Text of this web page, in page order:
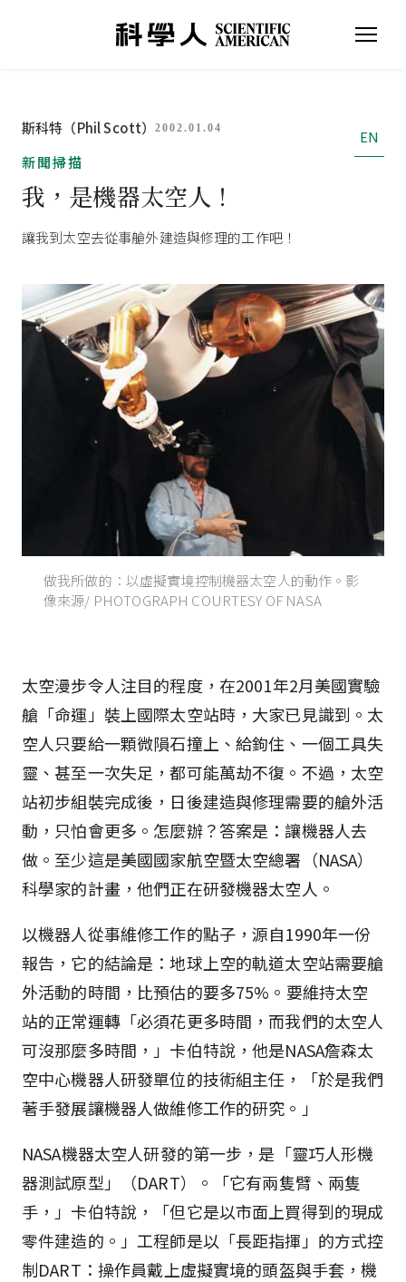
斯科特（Phil Scott）2002.01.04
EN
新聞掃描
我，是機器太空人！
讓我到太空去從事艙外建造與修理的工作吧！
做我所做的：以虛擬實境控制機器太空人的動作。影
像來源/ PHOTOGRAPH COURTESY OF NASA
太空漫步令人注目的程度，在2001年2月美國實驗
艙「命運」裝上國際太空站時，大家已見識到。太
空人只要給一顆微隕石撞上、給鉤住、一個工具失
靈、甚至一次失足，都可能萬劫不復。不過，太空
站初步組裝完成後，日後建造與修理需要的艙外活
動，只怕會更多。怎麼辦？答案是：讓機器人去
做。至少這是美國國家航空暨太空總署（NASA）
科學家的計畫，他們正在研發機器太空人。
以機器人從事維修工作的點子，源自1990年一份
報告，它的結論是：地球上空的軌道太空站需要艙
外活動的時間，比預估的要多75%。要維持太空
站的正常運轉「必須花更多時間，而我們的太空人
可沒那麼多時間，」卡伯特說，他是NASA詹森太
空中心機器人研發單位的技術組主任，「於是我們
著手發展讓機器人做維修工作的研究。」
NASA機器太空人研發的第一步，是「靈巧人形機
器測試原型」（DART）。「它有兩隻臂、兩隻
手，」卡伯特說，「但它是以市面上買得到的現成
零件建造的。」工程師是以「長距指揮」的方式控
制DART：操作員戴上虛擬實境的頭盔與手套，機